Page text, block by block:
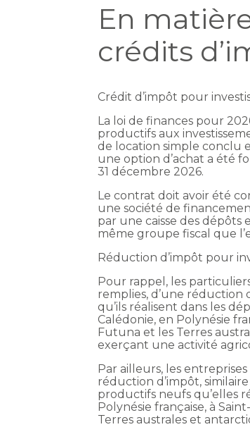
En
crédits
Crédit d’impôt pour
La loi de finances pour
productifs aux
de location simple conclu
une option d’achat a été
31 décembre 2026.
Le contrat doit avoir été
une société de
par une caisse des dépôts
même groupe fiscal que
Réduction d’impôt pour
Pour rappel, les
remplies, d’une réduction
qu’ils réalisent dans les
Calédonie, en Polynésie
Futuna et les Terres
exerçant une activité
Par ailleurs, les
réduction d’impôt,
productifs neufs qu’elles
Polynésie française, à
Terres australes et